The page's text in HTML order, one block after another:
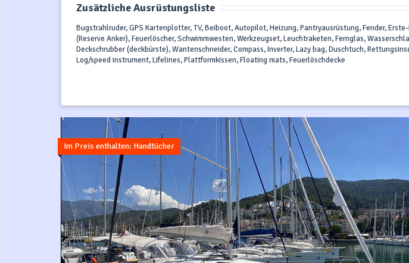
Zusätzliche Ausrüstungsliste
Bugstrahlruder, GPS Kartenplotter, TV, Beiboot, Autopilot, Heizung, Pantryausrüstung, Fender,
(Reserve Anker), Feuerlöscher, Schwimmwesten, Werkzeugset, Leuchtraketen, Fernglas,
Deckschrubber (deckbürste), Wantenschneider, Compass, Inverter, Lazy bag, Duschtuch,
Log/speed instrument, Lifelines, Plattformkissen, Floating mats, Feuerlöschdecke
Im Preis enthalten: Handtücher